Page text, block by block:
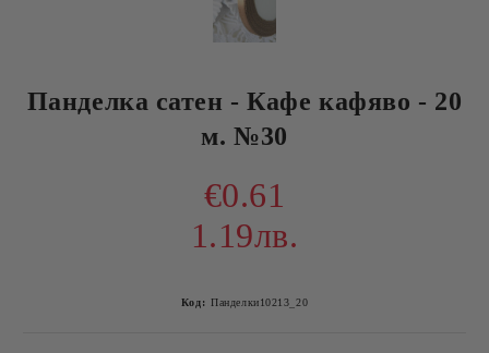
Панделка сатен - Кафе кафяво - 20
м. №30
€0.61
1.19лв.
Код: Панделки10213_20